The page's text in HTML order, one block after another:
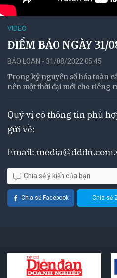
VIDEO
ĐIỂM BÁO NGÀY 31/
BẢO LOAN - 31/08/2022 05:45
Trong kỷ nguyên số hóa toàn
nên một thời đại mới cho riêng
Quý vị có thông tin phù
gửi về:
Email:
Chia sẻ ý kiến của bạn
Chia sẻ Facebook Chia sẻ